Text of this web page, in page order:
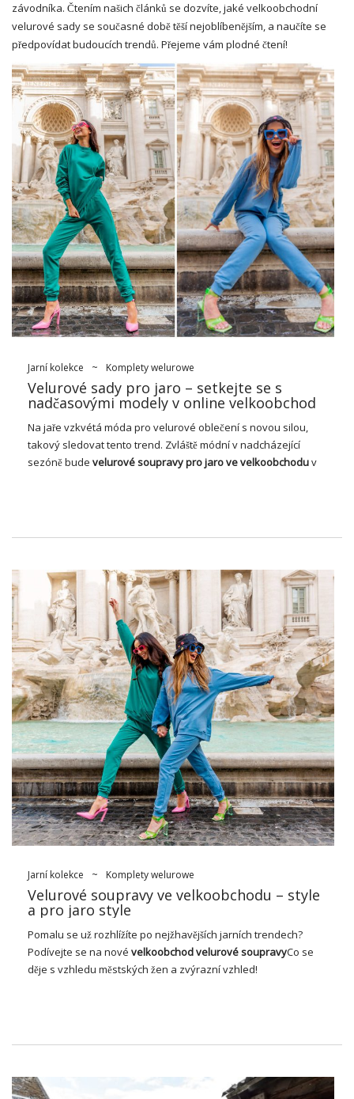
závodníka. Čtením našich článků se dozvíte, jaké velkoobchodní
velurové sady se současné době těší nejoblíbenějším, a naučíte se
předpovídat budoucích trendů. Přejeme vám plodné čtení!
Jarní kolekce ~ Komplety welurowe
Velurové sady pro jaro – setkejte se s
nadčasovými modely v online velkoobchod
Na jaře vzkvétá móda pro velurové oblečení s novou silou,
takový sledovat tento trend. Zvláště módní v nadcházející
sezóně bude velurové soupravy pro jaro ve velkoobchoduv
Módní velur v jarní kolekci
Velur se v hodně poslední době v dámské módě pokazil a
zahrnoval velkolepý úspěšný návrat k našim každodenním
stylizacím. Kdysi symbol kýče, dnes – předmětem touhy
množství žen, které pečivě sledují současné módní trendy!
Velurovéšatymají v sobě stále náznak starého královského
slohu, kterým byl vidět u výluční dvorů mocných vládců.
[limit produktu =“1″ sloupce =“1″
skus=“649144″]
Dnes, pradní velur si může nechat téměř každý klient, který
chce dostat špetku pohodlného pohled na svůj šatník. V
současné době je mezi velurové oblečení největší popularitou
přesně velurové soubory, které se skvěle na postavě a
přitahují zdánlivé. Naše mimořádně praktické na nošení a
praktické, stejně jako nabízí jarní styl připravený okamžitě
vyrazit. S tílem této kolekce oděvů velkoobchodníka
FactoryPrice.eu Samozřejmě nabízí
Jarní kolekce ~ Komplety welurowe
Velurové soupravy ve velkoobchodu – style
a pro jaro style
Pomalu se už rozhlížíte po nejžhavějších jarních trendech?
Podívejte se na nové velkoobchodvelurové soupravyCo se
děje s vzhledu městských žen a zvýrazní vzhled!
materiál je super měkký a plyšový na dotek, není divu, že